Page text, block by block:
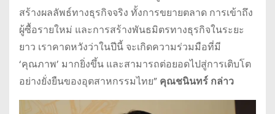
สร้างผลลัพธ์ทางธุรกิจจริง ทั้งการขยายตลาด การเข้าถึง
ผู้ซื้อรายใหม่ และการสร้างพันธมิตรทางธุรกิจในระยะ
ยาว เราคาดหวังว่าในปีนี้ จะเกิดความร่วมมือที่มี
‘คุณภาพ’ มากยิ่งขึ้น และสามารถต่อยอดไปสู่การเติบโต
อย่างยั่งยืนของอุตสาหกรรมไทย” คุณชนินทร์ กล่าว